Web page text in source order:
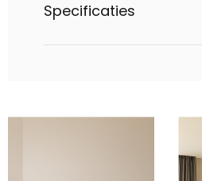
Specificaties